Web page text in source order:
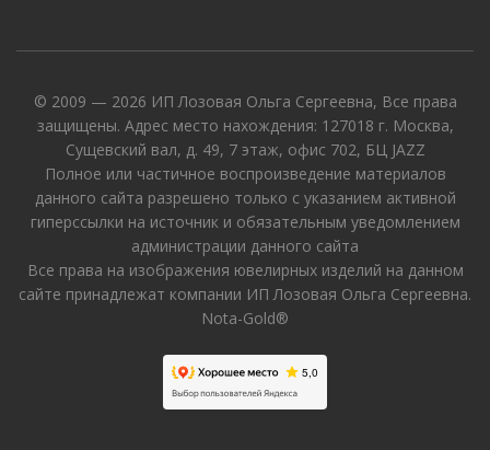
© 2009 — 2026 ИП Лозовая Ольга Сергеевна, Все права
защищены. Адрес место нахождения: 127018 г. Москва,
Сущевский вал, д. 49, 7 этаж, офис 702, БЦ JAZZ
Полное или частичное воспроизведение материалов
данного сайта разрешено только с указанием активной
гиперссылки на источник и обязательным уведомлением
администрации данного сайта
Все права на изображения ювелирных изделий на данном
сайте принадлежат компании ИП Лозовая Ольга Сергеевна.
Nota-Gold®